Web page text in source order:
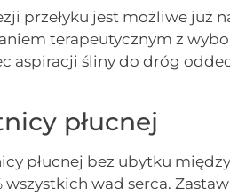
przełyku jest możliwe już
terapeutycznym z
aspiracji śliny do dróg
płucnej
płucnej bez ubytku
wszystkich wad serca.